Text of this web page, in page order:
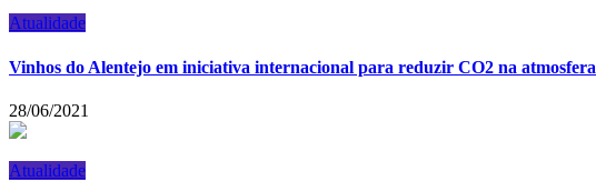
Atualidade
Vinhos do Alentejo em iniciativa internacional para reduzir CO2 na atmosfera
28/06/2021
Atualidade